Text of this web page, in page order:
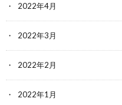
2022年4月
2022年3月
2022年2月
2022年1月